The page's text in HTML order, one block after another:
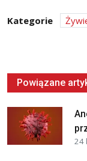
Kategorie
Powiązane
24